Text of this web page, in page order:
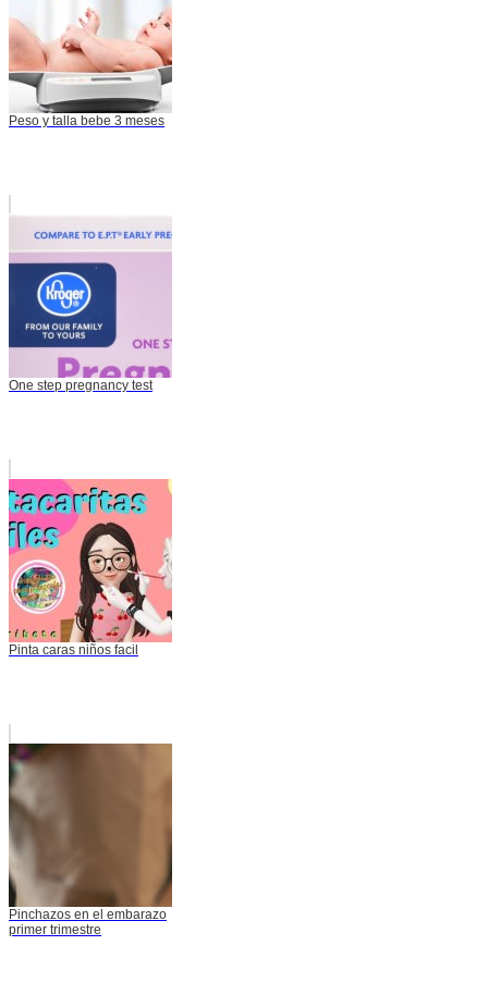
Peso y talla bebe 3 meses
One step pregnancy test
Pinta caras niños facil
Pinchazos en el embarazo
primer trimestre